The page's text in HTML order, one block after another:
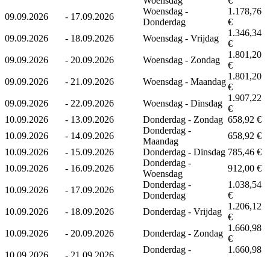
09.09.2026
- 17.09.2026
Woensdag -
Donderdag
1.178,76
€
09.09.2026
- 18.09.2026 Woensdag - Vrijdag
1.346,34
€
09.09.2026
- 20.09.2026 Woensdag - Zondag
1.801,20
€
09.09.2026
- 21.09.2026 Woensdag - Maandag
1.801,20
€
09.09.2026
- 22.09.2026 Woensdag - Dinsdag
1.907,22
€
10.09.2026
- 13.09.2026 Donderdag - Zondag 658,92 €
10.09.2026
- 14.09.2026
Donderdag -
Maandag
658,92 €
10.09.2026
- 15.09.2026 Donderdag - Dinsdag 785,46 €
10.09.2026
- 16.09.2026
Donderdag -
Woensdag
912,00 €
10.09.2026 - 17.09.2026
Donderdag -
Donderdag
1.038,54
€
10.09.2026
- 18.09.2026 Donderdag - Vrijdag
1.206,12
€
10.09.2026
- 20.09.2026 Donderdag - Zondag
1.660,98
€
Donderdag -
1.660,98